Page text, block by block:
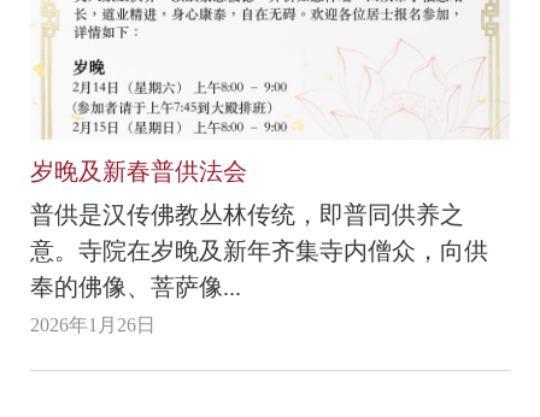
岁晚及新春普供法会
普供是汉传佛教丛林传统，即普同供养之
意。寺院在岁晚及新年齐集寺内僧众，向供
奉的佛像、菩萨像...
2026年1月26日